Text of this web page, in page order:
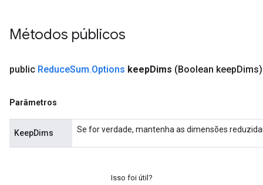
Métodos públicos
public ReduceSum.Options keepDims (Boolean keepDims)
Parâmetros
KeepDims Se for verdade, mantenha as dimensões
Isso foi útil?